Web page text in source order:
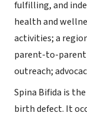
fulfilling, and
health and
activities; a
parent-to-parent
outreach;
Spina Bifida is
birth defect. It